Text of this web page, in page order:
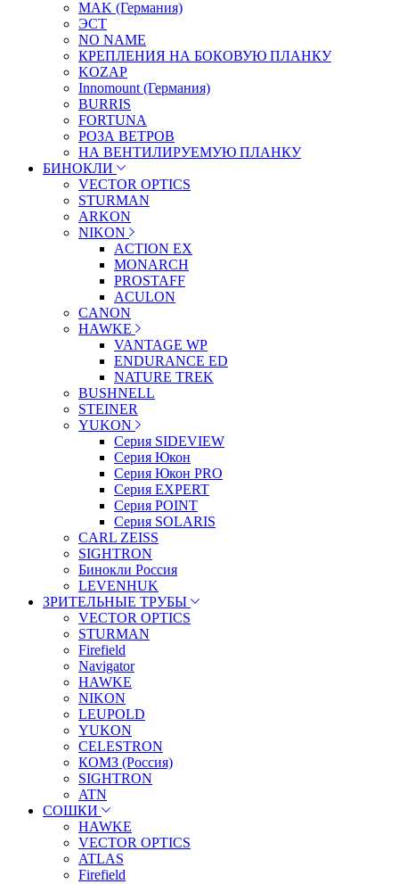
MAK (Германия)
ЭСТ
NO NAME
КРЕПЛЕНИЯ НА БОКОВУЮ ПЛАНКУ
KOZAP
Innomount (Германия)
BURRIS
FORTUNA
РОЗА ВЕТРОВ
НА ВЕНТИЛИРУЕМУЮ ПЛАНКУ
БИНОКЛИ
VECTOR OPTICS
STURMAN
ARKON
NIKON
ACTION EX
MONARCH
PROSTAFF
ACULON
CANON
HAWKE
VANTAGE WP
ENDURANCE ED
NATURE TREK
BUSHNELL
STEINER
YUKON
Серия SIDEVIEW
Серия Юкон
Серия Юкон PRO
Серия EXPERT
Серия POINT
Серия SOLARIS
CARL ZEISS
SIGHTRON
Бинокли Россия
LEVENHUK
ЗРИТЕЛЬНЫЕ ТРУБЫ
VECTOR OPTICS
STURMAN
Firefield
Navigator
HAWKE
NIKON
LEUPOLD
YUKON
CELESTRON
КОМЗ (Россия)
SIGHTRON
ATN
СОШКИ
HAWKE
VECTOR OPTICS
ATLAS
Firefield